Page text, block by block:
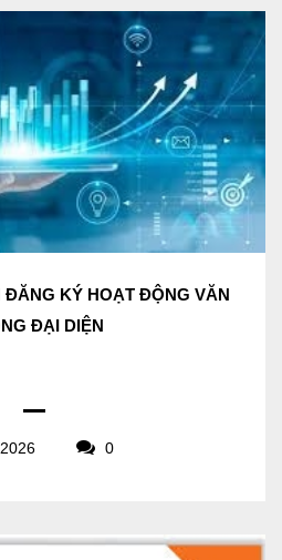
ĐĂNG KÝ HOẠT ĐỘNG VĂN
ĐẠI DIỆN
0